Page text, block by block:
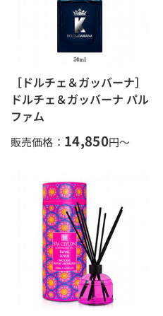
［ドルチェ＆ガッバーナ］
ドルチェ＆ガッバーナ パル
ファム
販売価格： 14,850円～